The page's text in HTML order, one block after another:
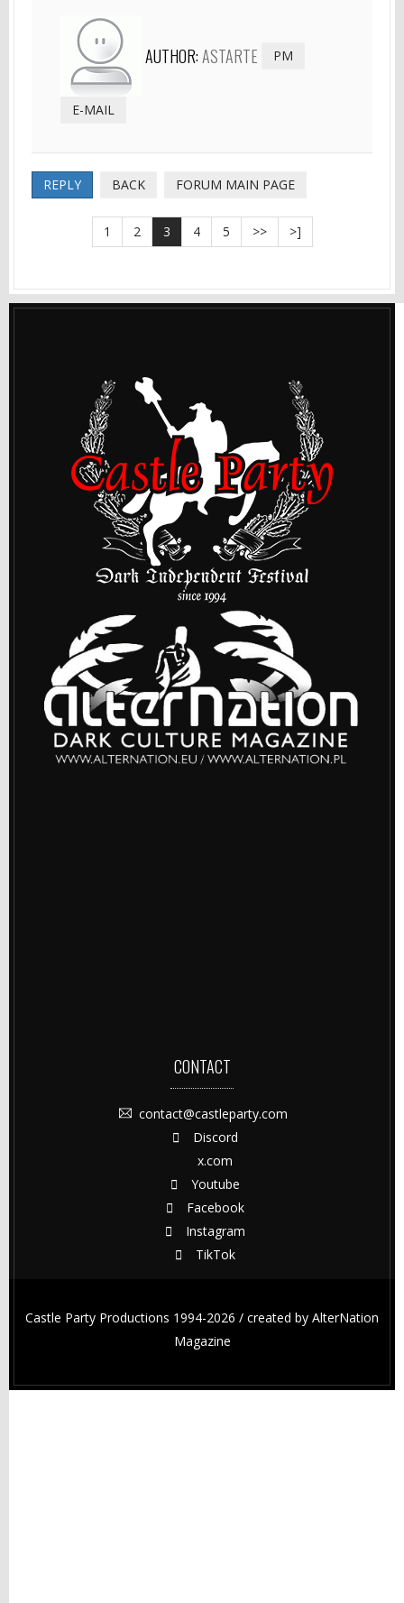
AUTHOR:ASTARTE PM
E-MAIL
REPLY BACK FORUM MAIN PAGE
1 2 3 4 5 >> >]
CONTACT
contact@castleparty.com
Discord
x.com
Youtube
Facebook
Instagram
TikTok
Castle Party Productions 1994-2026 / created by AlterNation
Magazine